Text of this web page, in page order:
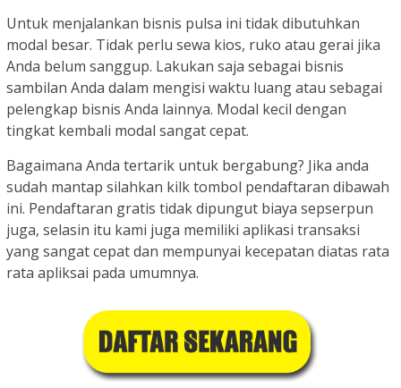
Untuk menjalankan bisnis pulsa ini tidak dibutuhkan
modal besar. Tidak perlu sewa kios, ruko atau gerai jika
Anda belum sanggup. Lakukan saja sebagai bisnis
sambilan Anda dalam mengisi waktu luang atau sebagai
pelengkap bisnis Anda lainnya. Modal kecil dengan
tingkat kembali modal sangat cepat.
Bagaimana Anda tertarik untuk bergabung? Jika anda
sudah mantap silahkan kilk tombol pendaftaran dibawah
ini. Pendaftaran gratis tidak dipungut biaya sepserpun
juga, selasin itu kami juga memiliki aplikasi transaksi
yang sangat cepat dan mempunyai kecepatan diatas rata
rata apliksai pada umumnya.